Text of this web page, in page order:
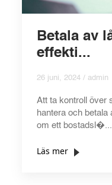
Betala av
effekti...
26 juni, 2024 / admin
Att ta kontroll över
hantera och
om ett bostadsl�...
Läs mer